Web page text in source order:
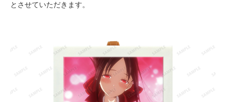
とさせていただきます。